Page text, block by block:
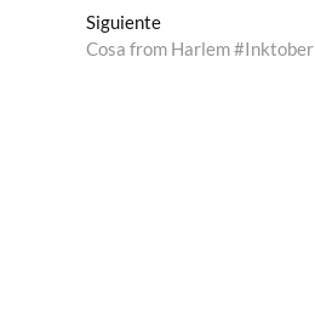
SiguienteEntrada
siguiente:
Cosa from Harlem #Inktober